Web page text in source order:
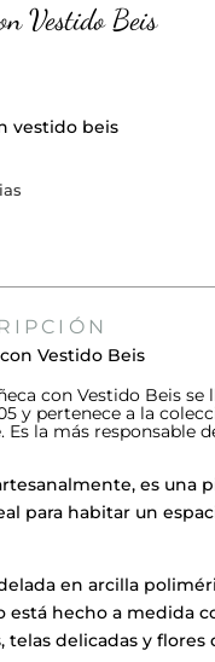
Vestido Beis
vestido beis
Vestido Beis
con Vestido Beis se
y pertenece a la
Es la más responsable
es una
para habitar un
en arcilla
está hecho a medida
telas delicadas y flores